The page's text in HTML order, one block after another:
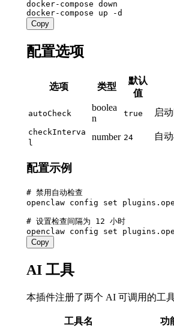
docker-compose down
Copy
配置选项
选项 类型
默认
值
autoCheck
boolea
n
true 启
checkInterva
l
number 24 自
配置示例
# 禁用自动检查
openclaw config set
# 设置检查间隔为 12 小时
Copy
AI 工具
本插件注册了两个 AI 可调用的工具
工具名 功